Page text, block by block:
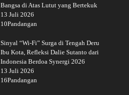
Bangsa di Atas Lutut yang Bertekuk
13 Juli 2026
10Pandangan
Sinyal “Wi-Fi” Surga di Tengah Deru
Ibu Kota, Refleksi Dalie Sutanto dari
Indonesia Berdoa Synergi 2026
13 Juli 2026
16Pandangan